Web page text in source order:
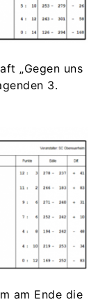
„Gegen uns
3.
am Ende die